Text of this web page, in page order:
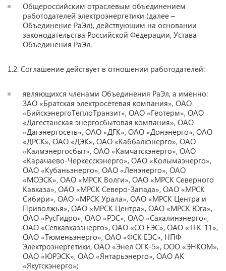
Общероссийским отраслевым объединением
работодателей электроэнергетики (далее –
Объединение РаЭл), действующим на основании
законодательства Российской Федерации, Устава
Объединения РаЭл.
1.2. Соглашение действует в отношении работодателей:
являющихся членами Объединения РаЭл, а именно:
ЗАО «Братская электросетевая компания», ОАО
«БийскэнергоТеплоТранзит», ОАО «Геотерм», ОАО
«Дагестанская энергосбытовая компания», ОАО
«Дагэнергосеть», ОАО «ДГК», ОАО «Донэнерго», ОАО
«ДРСК», ОАО «ДЭК», ОАО «Каббалкэнерго», ОАО
«Калмэнергосбыт», ОАО «Камчатскэнерго», ОАО
«Карачаево-Черкесскэнерго», ОАО «Колымаэнерго»,
ОАО «Кубаньэнерго», ОАО «Ленэнерго», ОАО
«МОЭСК», ОАО «МРСК Волги», ОАО «МРСК Северного
Кавказа», ОАО «МРСК Северо-Запада», ОАО «МРСК
Сибири», ОАО «МРСК Урала», ОАО «МРСК Центра и
Приволжья», ОАО «МРСК Центра», ОАО «МРСК Юга»,
ОАО «РусГидро», ОАО «РЭС», ОАО «Сахалинэнерго»,
ОАО «Севкавказэнерго», ОАО «СО ЕЭС», ОАО «ТГК-11»,
ОАО «Тюменьэнерго», ОАО «ФСК ЕЭС», НПФ
Электроэнергетики, ОАО «Энел ОГК-5», ООО «ЭНКОМ»,
ОАО «ЮРЭСК», ОАО «Янтарьэнерго», ОАО АК
«Якутскэнерго»;